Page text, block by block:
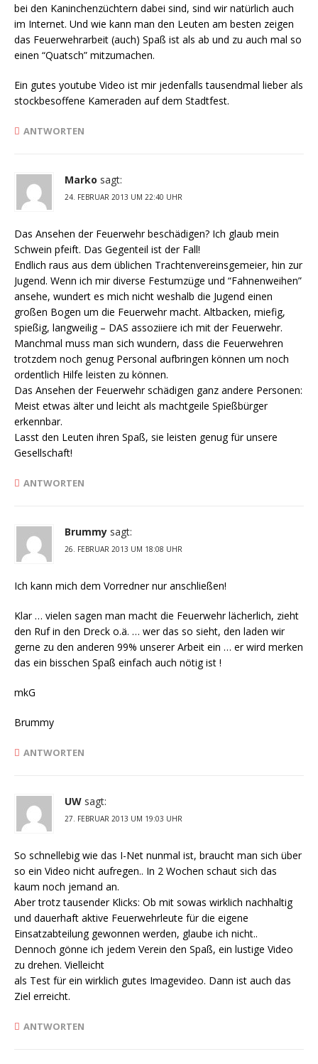
bei den Kaninchenzüchtern dabei sind, sind wir natürlich auch
im Internet. Und wie kann man den Leuten am besten zeigen
das Feuerwehrarbeit (auch) Spaß ist als ab und zu auch mal so
einen “Quatsch” mitzumachen.
Ein gutes youtube Video ist mir jedenfalls tausendmal lieber als
stockbesoffene Kameraden auf dem Stadtfest.
ANTWORTEN
Marko sagt:
24. FEBRUAR 2013 UM 22:40 UHR
Das Ansehen der Feuerwehr beschädigen? Ich glaub mein
Schwein pfeift. Das Gegenteil ist der Fall!
Endlich raus aus dem üblichen Trachtenvereinsgemeier, hin zur
Jugend. Wenn ich mir diverse Festumzüge und “Fahnenweihen”
ansehe, wundert es mich nicht weshalb die Jugend einen
großen Bogen um die Feuerwehr macht. Altbacken, miefig,
spießig, langweilig – DAS assoziiere ich mit der Feuerwehr.
Manchmal muss man sich wundern, dass die Feuerwehren
trotzdem noch genug Personal aufbringen können um noch
ordentlich Hilfe leisten zu können.
Das Ansehen der Feuerwehr schädigen ganz andere Personen:
Meist etwas älter und leicht als machtgeile Spießbürger
erkennbar.
Lasst den Leuten ihren Spaß, sie leisten genug für unsere
Gesellschaft!
ANTWORTEN
Brummy sagt:
26. FEBRUAR 2013 UM 18:08 UHR
Ich kann mich dem Vorredner nur anschließen!
Klar … vielen sagen man macht die Feuerwehr lächerlich, zieht
den Ruf in den Dreck o.ä. … wer das so sieht, den laden wir
gerne zu den anderen 99% unserer Arbeit ein … er wird merken
das ein bisschen Spaß einfach auch nötig ist !
mkG
Brummy
ANTWORTEN
UW sagt:
27. FEBRUAR 2013 UM 19:03 UHR
So schnellebig wie das I-Net nunmal ist, braucht man sich über
so ein Video nicht aufregen.. In 2 Wochen schaut sich das
kaum noch jemand an.
Aber trotz tausender Klicks: Ob mit sowas wirklich nachhaltig
und dauerhaft aktive Feuerwehrleute für die eigene
Einsatzabteilung gewonnen werden, glaube ich nicht..
Dennoch gönne ich jedem Verein den Spaß, ein lustige Video
zu drehen. Vielleicht
als Test für ein wirklich gutes Imagevideo. Dann ist auch das
Ziel erreicht.
ANTWORTEN